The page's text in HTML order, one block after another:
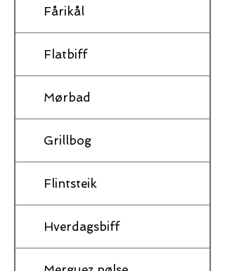
Fårikål
Flatbiff
Mørbad
Grillbog
Flintsteik
Hverdagsbiff